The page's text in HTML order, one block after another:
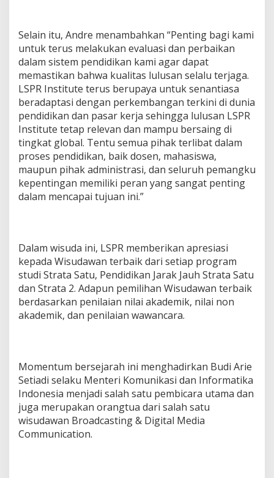
Selain itu, Andre menambahkan “Penting bagi kami
untuk terus melakukan evaluasi dan perbaikan
dalam sistem pendidikan kami agar dapat
memastikan bahwa kualitas lulusan selalu terjaga.
LSPR Institute terus berupaya untuk senantiasa
beradaptasi dengan perkembangan terkini di dunia
pendidikan dan pasar kerja sehingga lulusan LSPR
Institute tetap relevan dan mampu bersaing di
tingkat global. Tentu semua pihak terlibat dalam
proses pendidikan, baik dosen, mahasiswa,
maupun pihak administrasi, dan seluruh pemangku
kepentingan memiliki peran yang sangat penting
dalam mencapai tujuan ini.”
Dalam wisuda ini, LSPR memberikan apresiasi
kepada Wisudawan terbaik dari setiap program
studi Strata Satu, Pendidikan Jarak Jauh Strata Satu
dan Strata 2. Adapun pemilihan Wisudawan terbaik
berdasarkan penilaian nilai akademik, nilai non
akademik, dan penilaian wawancara.
Momentum bersejarah ini menghadirkan Budi Arie
Setiadi selaku Menteri Komunikasi dan Informatika
Indonesia menjadi salah satu pembicara utama dan
juga merupakan orangtua dari salah satu
wisudawan Broadcasting & Digital Media
Communication.